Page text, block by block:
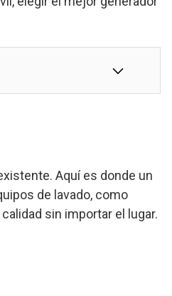
Aquí es donde un
de lavado, como
sin importar el lugar.